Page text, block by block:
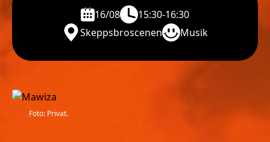
16/08
15:30-16:30
Skeppsbroscenen
Musik
Foto: Privat.